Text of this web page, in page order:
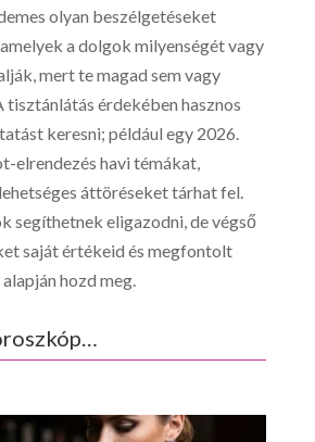
olyan beszélgetéseket
a dolgok milyenségét vagy
mert te magad sem vagy
tisztánlátás érdekében hasznos
keresni; például egy 2026.
elrendezés havi témákat,
áttöréseket tárhat fel.
segíthetnek eligazodni, de végső
saját értékeid és megfontolt
hozd meg.